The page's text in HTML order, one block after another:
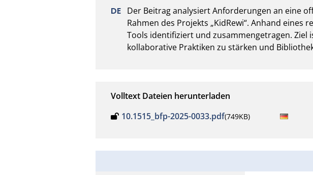
Der Beitrag analysiert Anforderungen an eine
Rahmen des Projekts „KidRewi“. Anhand
Tools identifiziert und zusammengetragen. Ziel
kollaborative Praktiken zu stärken und
Volltext Dateien herunterladen
10.1515_bfp-2025-0033.pdf(749KB)